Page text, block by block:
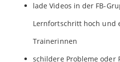
lade Videos in der FB-
Lernfortschritt hoch und
Trainerinnen
schildere Probleme oder